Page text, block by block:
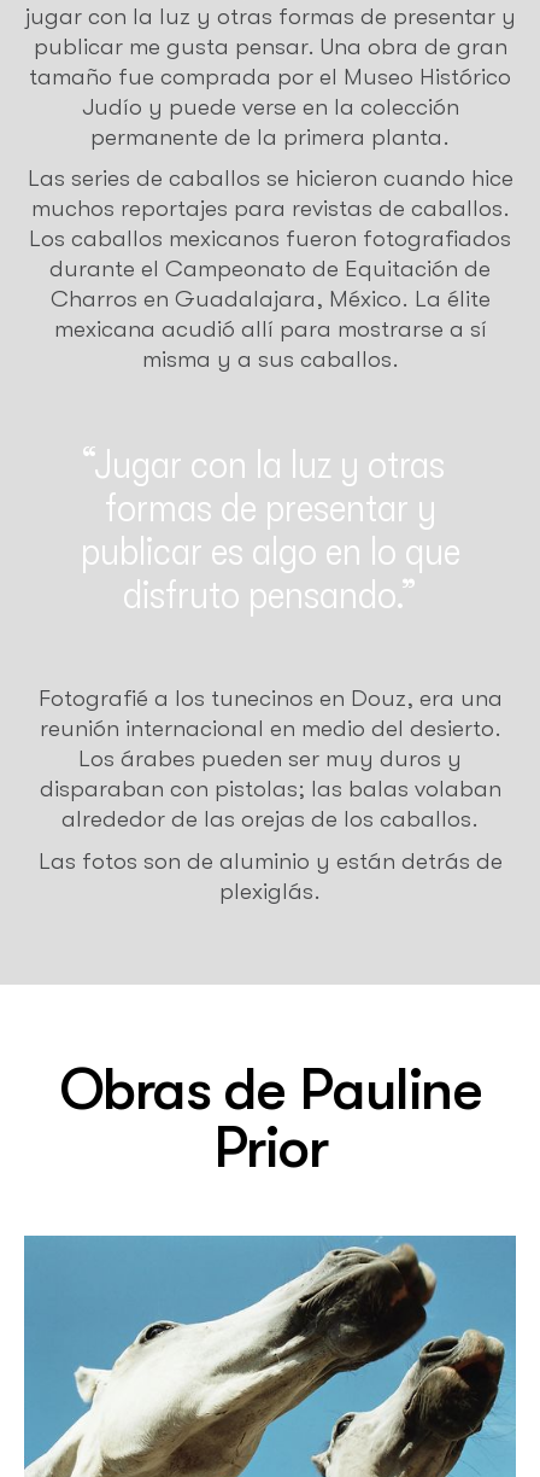
jugar con la luz y otras formas de presentar y
publicar me gusta pensar. Una obra de gran
tamaño fue comprada por el Museo Histórico
Judío y puede verse en la colección
permanente de la primera planta.
Las series de caballos se hicieron cuando hice
muchos reportajes para revistas de caballos.
Los caballos mexicanos fueron fotografiados
durante el Campeonato de Equitación de
Charros en Guadalajara, México. La élite
mexicana acudió allí para mostrarse a sí
misma y a sus caballos.
Jugar con la luz y otras
formas de presentar y
publicar es algo en lo que
disfruto pensando.
Fotografié a los tunecinos en Douz, era una
reunión internacional en medio del desierto.
Los árabes pueden ser muy duros y
disparaban con pistolas; las balas volaban
alrededor de las orejas de los caballos.
Las fotos son de aluminio y están detrás de
plexiglás.
Obras de Pauline
Prior